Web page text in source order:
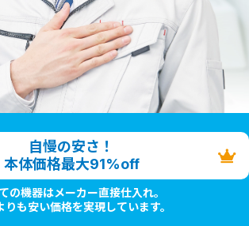
自慢の安さ！
本体価格最大91%off
の機器はメーカー直接仕入れ。
りも安い価格を実現しています。